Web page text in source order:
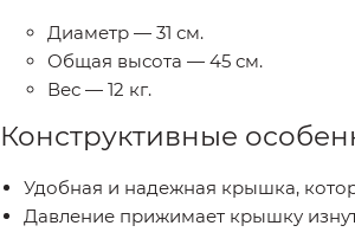
Диаметр — 31 см.
Общая высота — 45 см.
Вес — 12 кг.
Конструктивные
Удобная и надежная крышка,
Давление прижимает крышку